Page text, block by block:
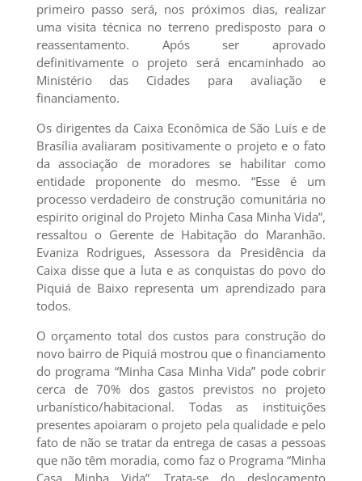
primeiro passo será, nos próximos dias, realizar
uma visita técnica no terreno predisposto para o
reassentamento. Após ser aprovado
definitivamente o projeto será encaminhado ao
Ministério das Cidades para avaliação e
financiamento.
Os dirigentes da Caixa Econômica de São Luís e de
Brasília avaliaram positivamente o projeto e o fato
da associação de moradores se habilitar como
entidade proponente do mesmo. “Esse é um
processo verdadeiro de construção comunitária no
espirito original do Projeto Minha Casa Minha Vida”,
ressaltou o Gerente de Habitação do Maranhão.
Evaniza Rodrigues, Assessora da Presidência da
Caixa disse que a luta e as conquistas do povo do
Piquiá de Baixo representa um aprendizado para
todos.
O orçamento total dos custos para construção do
novo bairro de Piquiá mostrou que o financiamento
do programa “Minha Casa Minha Vida” pode cobrir
cerca de 70% dos gastos previstos no projeto
urbanístico/habitacional. Todas as instituições
presentes apoiaram o projeto pela qualidade e pelo
fato de não se tratar da entrega de casas a pessoas
que não têm moradia, como faz o Programa “Minha
Casa Minha Vida”. Trata-se do deslocamento